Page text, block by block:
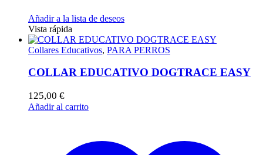
Añadir a la lista de deseos
Vista rápida
Collares Educativos, PARA PERROS
COLLAR EDUCATIVO DOGTRACE EASY
125,00 €
Añadir al carrito